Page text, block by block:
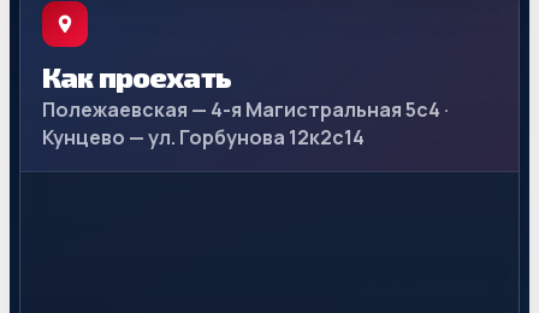
Как проехать
Полежаевская — 4-я Магистральная 5с4 ·
Кунцево — ул. Горбунова 12к2с14